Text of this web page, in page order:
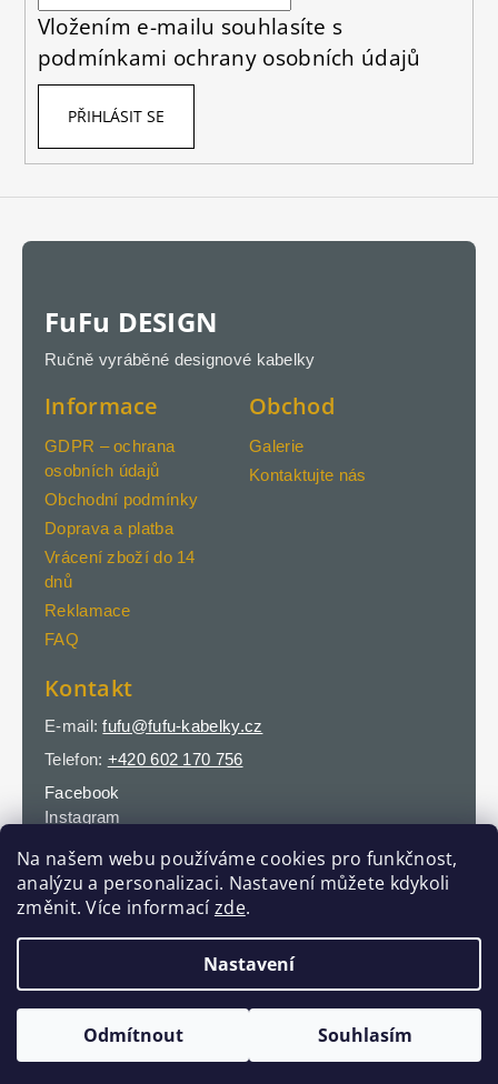
Na našem webu používáme cookies pro funkčnost,
analýzu a personalizaci. Nastavení můžete kdykoli
změnit. Více informacízde.
Nastavení
Odmítnout Souhlasím
Vložením e-mailu souhlasíte s
podmínkami ochrany osobních údajů
PŘIHLÁSIT SE
FuFu DESIGN
Ručně vyráběné designové kabelky
Informace
GDPR – ochrana
osobních údajů
Obchodní podmínky
Doprava a platba
Vrácení zboží do 14
dnů
Reklamace
FAQ
Obchod
Galerie
Kontaktujte nás
Kontakt
E-mail:fufu@fufu-kabelky.cz
Telefon: +420 602 170 756
Facebook
Instagram
Vytvořil Shoptet
Copyright 2026FuFu DESIGN. Všechna práva
vyhrazena.
Upravit nastavení cookies